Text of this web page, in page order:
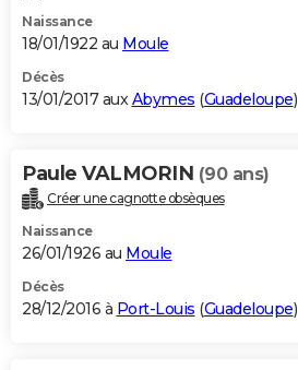
Naissance
18/01/1922 au Moule
Décès
13/01/2017 aux Abymes (Guadeloupe)
Paule VALMORIN (90 ans)
Créer une cagnotte obsèques
Naissance
26/01/1926 au Moule
Décès
28/12/2016 à Port-Louis (Guadeloupe)